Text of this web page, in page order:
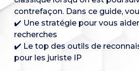
contrefaçon. Dans ce guide,
✔️ Une stratégie pour vous
recherches
✔️ Le top des outils de
pour les juriste IP